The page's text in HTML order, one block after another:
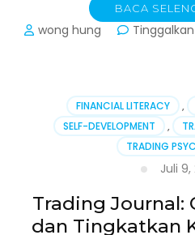
BACA
wong hung
FINANCIAL LITERACY ,
SELF-DEVELOPMENT
,
TRADING
Juli 9,
Trading Journal:
dan Tingkatkan